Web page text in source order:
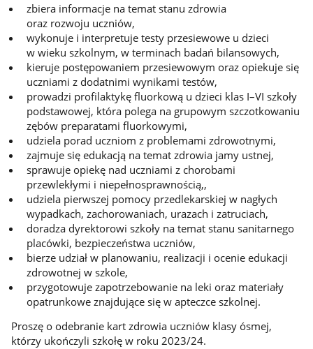
zbiera informacje na temat stanu zdrowia
oraz rozwoju uczniów,
wykonuje i interpretuje testy przesiewowe u dzieci
w wieku szkolnym, w terminach badań bilansowych,
kieruje postępowaniem przesiewowym oraz opiekuje się
uczniami z dodatnimi wynikami testów,
prowadzi profilaktykę fluorkową u dzieci klas I–VI szkoły
podstawowej, która polega na grupowym szczotkowaniu
zębów preparatami fluorkowymi,
udziela porad uczniom z problemami zdrowotnymi,
zajmuje się edukacją na temat zdrowia jamy ustnej,
sprawuje opiekę nad uczniami z chorobami
przewlekłymi i niepełnosprawnością,,
udziela pierwszej pomocy przedlekarskiej w nagłych
wypadkach, zachorowaniach, urazach i zatruciach,
doradza dyrektorowi szkoły na temat stanu sanitarnego
placówki, bezpieczeństwa uczniów,
bierze udział w planowaniu, realizacji i ocenie edukacji
zdrowotnej w szkole,
przygotowuje zapotrzebowanie na leki oraz materiały
opatrunkowe znajdujące się w apteczce szkolnej.
Proszę o odebranie kart zdrowia uczniów klasy ósmej,
którzy ukończyli szkołę w roku 2023/24.